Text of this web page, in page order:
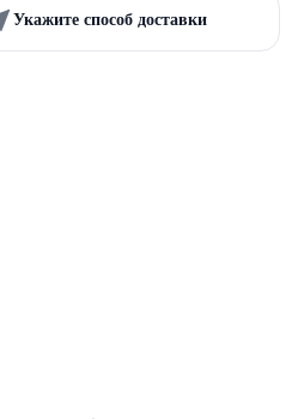
Укажите способ доставки